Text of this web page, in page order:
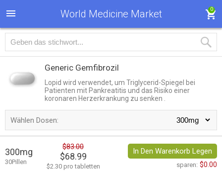
World Medicine Market 0
Generic Gemfibrozil
Lopid wird verwendet, um Triglycerid-Spiegel bei
Patienten mit Pankreatitis und das Risiko einer
koronaren Herzerkrankung zu senken .
Wählen Dosen:
300mg
30Pillen
$83.00
$68.99
$2.30 pro tabletten
In Den Warenkorb Legen
sparen: $0.00